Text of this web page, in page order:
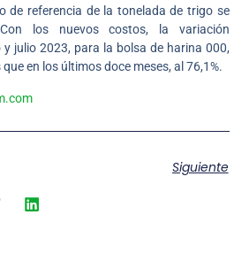
de referencia de la tonelada de trigo se
los nuevos costos, la variación
julio 2023, para la bolsa de harina 000,
que en los últimos doce meses, al 76,1%.
Siguiente